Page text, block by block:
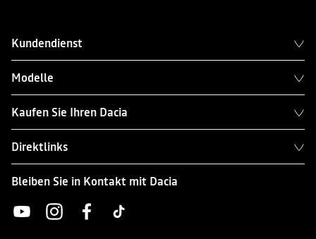
Kundendienst
Modelle
Kaufen Sie Ihren Dacia
Direktlinks
Bleiben Sie in Kontakt mit Dacia